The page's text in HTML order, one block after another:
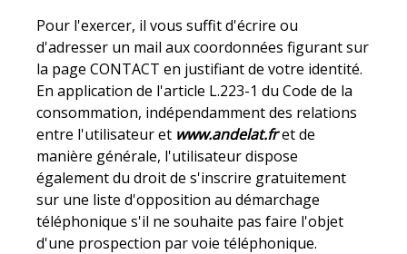
Pour l'exercer, il vous suffit d'écrire ou
d'adresser un mail aux coordonnées figurant sur
la page CONTACT en justifiant de votre identité.
En application de l'article L.223-1 du Code de la
consommation, indépendamment des relations
entre l'utilisateur et www.andelat.fret de
manière générale, l'utilisateur dispose
également du droit de s'inscrire gratuitement
sur une liste d'opposition au démarchage
téléphonique s'il ne souhaite pas faire l'objet
d'une prospection par voie téléphonique.